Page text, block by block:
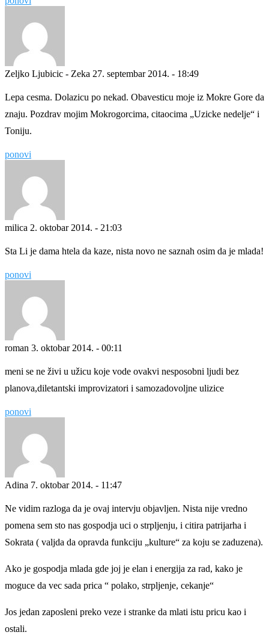
Zeljko Ljubicic - Zeka 27. septembar 2014. - 18:49
Lepa cesma. Dolazicu po nekad. Obavesticu moje iz Mokre Gore da
znaju. Pozdrav mojim Mokrogorcima, citaocima „Uzicke nedelje“ i
Toniju.
ponovi
milica 2. oktobar 2014. - 21:03
Sta Li je dama htela da kaze, nista novo ne saznah osim da je mlada!
ponovi
roman 3. oktobar 2014. - 00:11
meni se ne živi u užicu koje vode ovakvi nesposobni ljudi bez
planova,diletantski improvizatori i samozadovoljne ulizice
ponovi
Adina 7. oktobar 2014. - 11:47
Ne vidim razloga da je ovaj intervju objavljen. Nista nije vredno
pomena sem sto nas gospodja uci o strpljenju, i citira patrijarha i
Sokrata ( valjda da opravda funkciju „kulture“ za koju se zaduzena).
Ako je gospodja mlada gde joj je elan i energija za rad, kako je
moguce da vec sada prica “ polako, strpljenje, cekanje“
Jos jedan zaposleni preko veze i stranke da mlati istu pricu kao i
ostali.